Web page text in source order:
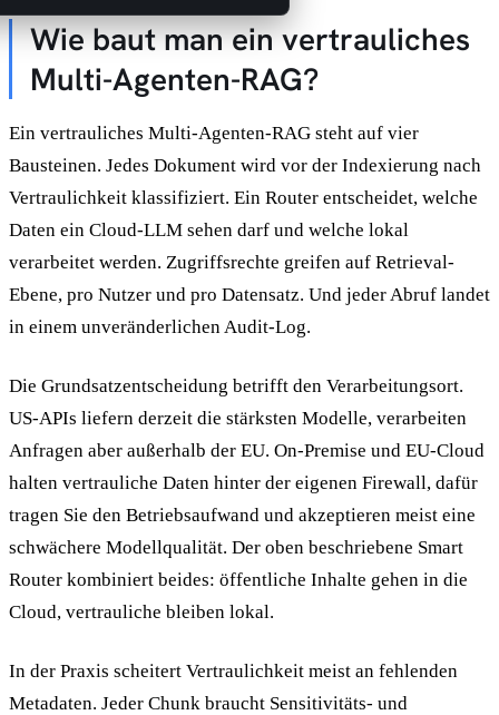
Wie baut man ein vertrauliches
Multi-Agenten-RAG?
Ein vertrauliches Multi-Agenten-RAG steht auf vier
Bausteinen. Jedes Dokument wird vor der Indexierung nach
Vertraulichkeit klassifiziert. Ein Router entscheidet, welche
Daten ein Cloud-LLM sehen darf und welche lokal
verarbeitet werden. Zugriffsrechte greifen auf Retrieval-
Ebene, pro Nutzer und pro Datensatz. Und jeder Abruf landet
in einem unveränderlichen Audit-Log.
Die Grundsatzentscheidung betrifft den Verarbeitungsort.
US-APIs liefern derzeit die stärksten Modelle, verarbeiten
Anfragen aber außerhalb der EU. On-Premise und EU-Cloud
halten vertrauliche Daten hinter der eigenen Firewall, dafür
tragen Sie den Betriebsaufwand und akzeptieren meist eine
schwächere Modellqualität. Der oben beschriebene Smart
Router kombiniert beides: öffentliche Inhalte gehen in die
Cloud, vertrauliche bleiben lokal.
In der Praxis scheitert Vertraulichkeit meist an fehlenden
Metadaten. Jeder Chunk braucht Sensitivitäts- und